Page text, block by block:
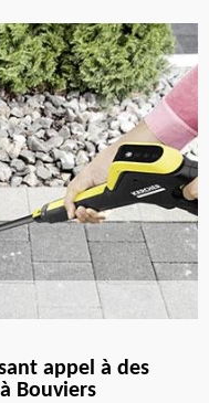
appel à des
Bouviers